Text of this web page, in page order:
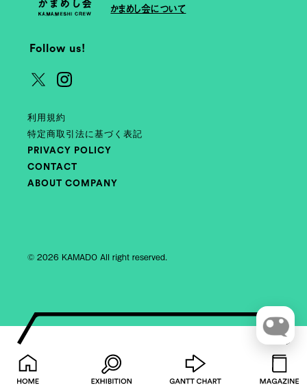
かまめし会について
Follow us!
利用規約
特定商取引法に基づく表記
PRIVACY POLICY
CONTACT
ABOUT COMPANY
© 2026 KAMADO All right reserved.